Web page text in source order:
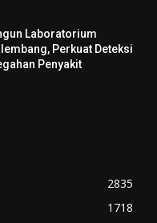
Laboratorium
Perkuat Deteksi
Penyakit
2835
1718